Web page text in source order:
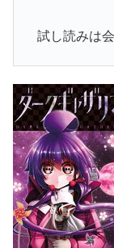
試し読みは